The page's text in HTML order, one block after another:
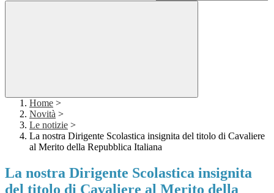
Home >
Novità >
Le notizie >
La nostra Dirigente Scolastica insignita del titolo di Cavaliere
al Merito della Repubblica Italiana
La nostra Dirigente Scolastica insignita
del titolo di Cavaliere al Merito della